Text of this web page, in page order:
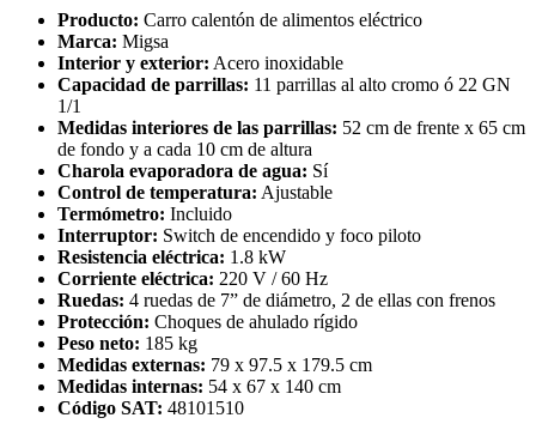
Producto: Carro calentón de alimentos eléctrico
Marca: Migsa
Interior y exterior: Acero inoxidable
Capacidad de parrillas: 11 parrillas al alto cromo ó 22 GN
1/1
Medidas interiores de las parrillas: 52 cm de frente x 65 cm
de fondo y a cada 10 cm de altura
Charola evaporadora de agua: Sí
Control de temperatura: Ajustable
Termómetro: Incluido
Interruptor: Switch de encendido y foco piloto
Resistencia eléctrica: 1.8 kW
Corriente eléctrica: 220 V / 60 Hz
Ruedas: 4 ruedas de 7” de diámetro, 2 de ellas con frenos
Protección: Choques de ahulado rígido
Peso neto: 185 kg
Medidas externas: 79 x 97.5 x 179.5 cm
Medidas internas: 54 x 67 x 140 cm
Código SAT: 48101510